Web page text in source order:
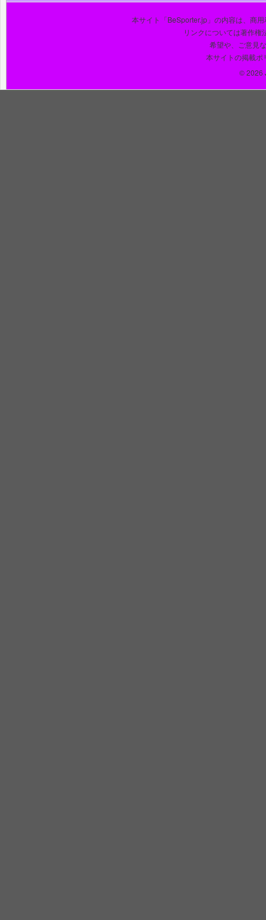
本サイト「BeSporter.jp」の内容は、商
リンクについては著作権
希望や、ご意見
本サイトの掲載ポ
© 2026